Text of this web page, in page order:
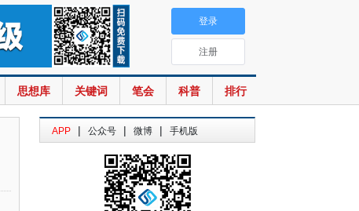
思想库 关键词 笔会 科普 排行
登录
注册
APP | 公众号 | 微博 | 手机版